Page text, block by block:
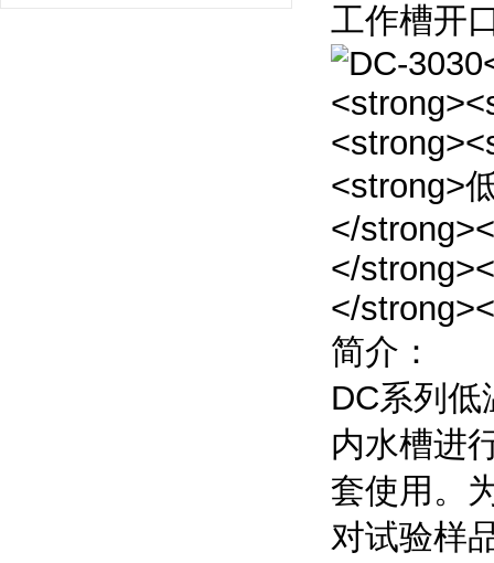
工作槽开
简介：
DC系列
内水槽进
套使用。
对试验样